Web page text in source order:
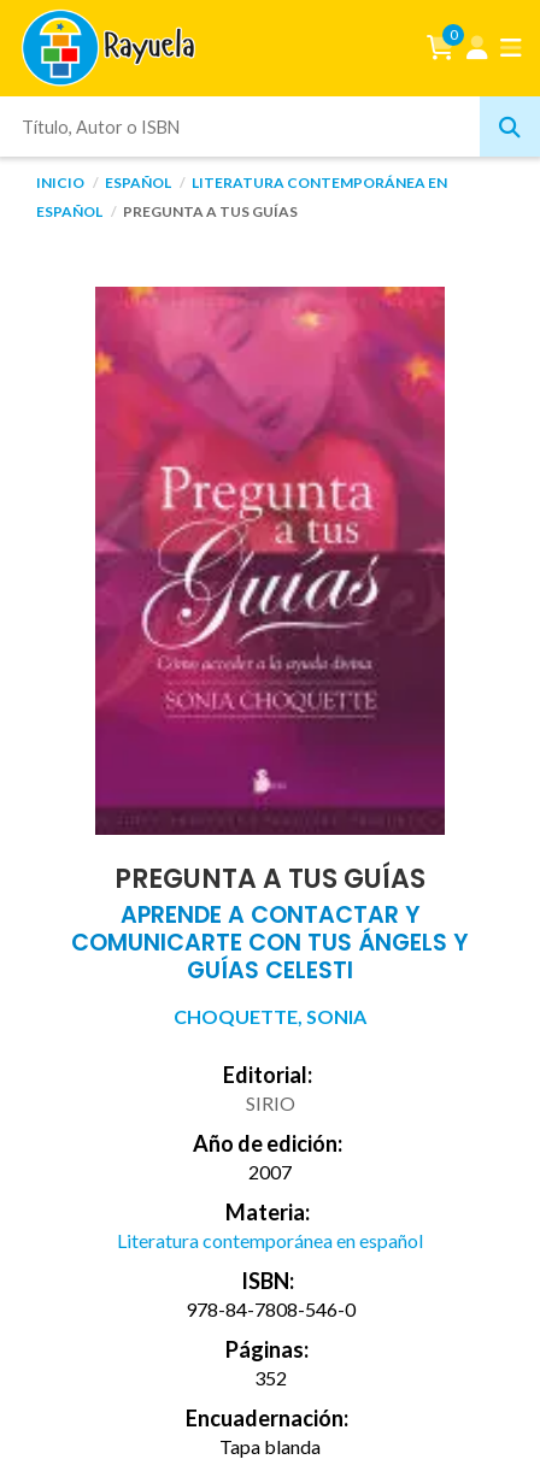
0
INICIO ESPAÑOL
LITERATURA CONTEMPORÁNEA EN
ESPAÑOL
PREGUNTA A TUS GUÍAS
PREGUNTA A TUS GUÍAS
APRENDE A CONTACTAR Y
COMUNICARTE CON TUS ÁNGELS Y
GUÍAS CELESTI
CHOQUETTE, SONIA
Editorial:
SIRIO
Año de edición:
2007
Materia:
Literatura contemporánea en español
ISBN:
978-84-7808-546-0
Páginas:
352
Encuadernación:
Tapa blanda